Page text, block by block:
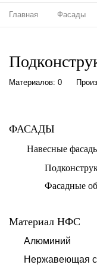
Главная Фасады
Материалов: 0
ФАСАДЫ
Навесные
Фасадные
Материал НФС
Алюминий
Нержавеющая